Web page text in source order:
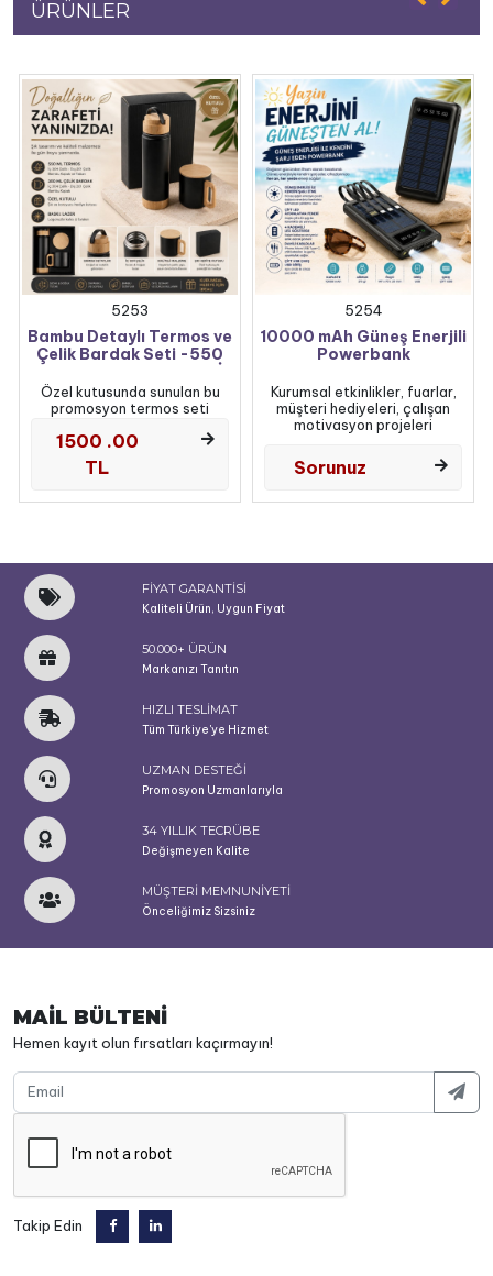
ÜRÜNLER
5253
Bambu Detaylı Termos ve
Çelik Bardak Seti -550
ML TERMOS KUPA SETİ
Özel kutusunda sunulan bu
promosyon termos seti
1500 .00
TL
5254
10000 mAh Güneş Enerjili
Powerbank
Kurumsal etkinlikler, fuarlar,
müşteri hediyeleri, çalışan
motivasyon projeleri
Sorunuz
FİYAT GARANTİSİ
Kaliteli Ürün, Uygun Fiyat
50.000+ ÜRÜN
Markanızı Tanıtın
HIZLI TESLİMAT
Tüm Türkiye'ye Hizmet
UZMAN DESTEĞİ
Promosyon Uzmanlarıyla
34 YILLIK TECRÜBE
Değişmeyen Kalite
MÜŞTERİ MEMNUNİYETİ
Önceliğimiz Sizsiniz
MAİL BÜLTENİ
Hemen kayıt olun fırsatları kaçırmayın!
Takip Edin